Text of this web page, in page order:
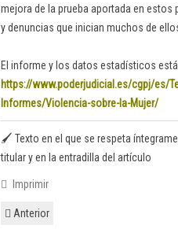
mejora de la prueba aportada en
y denuncias que inician muchos de
El informe y los datos estadísticos
https://www.poderjudicial.es/cgpj/es/
Informes/Violencia-sobre-la-Mujer/
🖌️ Texto en el que se respeta
titular y en la entradilla del artículo
Imprimir
Anterior